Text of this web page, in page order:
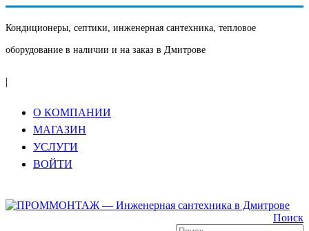
Кондиционеры, септики, инженерная сантехника, тепловое
оборудование в наличии и на заказ в Дмитрове
|
О КОМПАНИИ
МАГАЗИН
УСЛУГИ
ВОЙТИ
Поиск